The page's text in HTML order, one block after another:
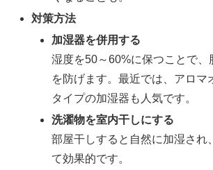
対策方法
加湿器を併用する
湿度を50～60%に保つことで、
を防げます。最近では、アロマ
タイプの加湿器も人気です。
洗濯物を室内干しにする
部屋干しすると自然に加湿され
て効果的です。